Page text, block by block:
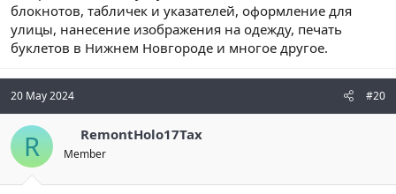
блокнотов, табличек и указателей, оформление для
улицы, нанесение изображения на одежду, печать
буклетов в Нижнем Новгороде и многое другое.
20 May 2024 #20
R RemontHolo17Tax
Member